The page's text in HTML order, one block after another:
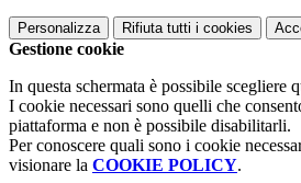
Personalizza Rifiuta tutti i cookies
Gestione cookie
In questa schermata è possibile scegliere
I cookie necessari sono quelli che
piattaforma e non è possibile disabilitarli.
Per conoscere quali sono i cookie
visionare la COOKIE POLICY.